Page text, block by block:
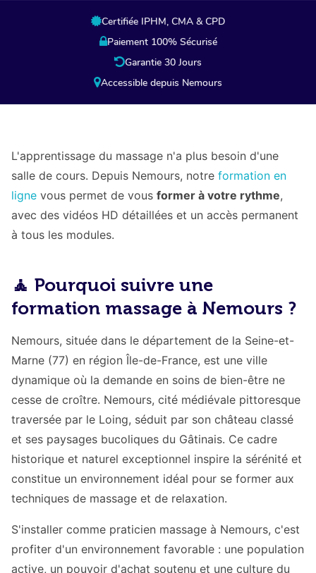
Certifiée IPHM, CMA & CPD
Paiement 100% Sécurisé
Garantie 30 Jours
Accessible depuis Nemours
L'apprentissage du massage n'a plus besoin d'une
salle de cours. Depuis Nemours, notre formation en
ligne vous permet de vous former à votre rythme,
avec des vidéos HD détaillées et un accès permanent
à tous les modules.
🧘 Pourquoi suivre une
formation massage à Nemours ?
Nemours, située dans le département de la Seine-et-
Marne (77) en région Île-de-France, est une ville
dynamique où la demande en soins de bien-être ne
cesse de croître. Nemours, cité médiévale pittoresque
traversée par le Loing, séduit par son château classé
et ses paysages bucoliques du Gâtinais. Ce cadre
historique et naturel exceptionnel inspire la sérénité et
constitue un environnement idéal pour se former aux
techniques de massage et de relaxation.
S'installer comme praticien massage à Nemours, c'est
profiter d'un environnement favorable : une population
active, un pouvoir d'achat soutenu et une culture du